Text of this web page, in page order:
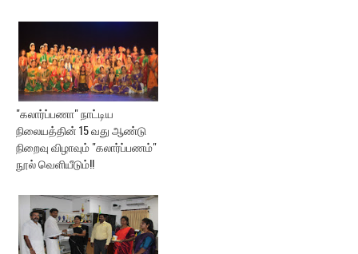
"கலார்ப்பணா" நாட்டிய
நிலையத்தின் 15 வது ஆண்டு
நிறைவு விழாவும் "கலார்ப்பணம்"
நூல் வெளியீடும்!!